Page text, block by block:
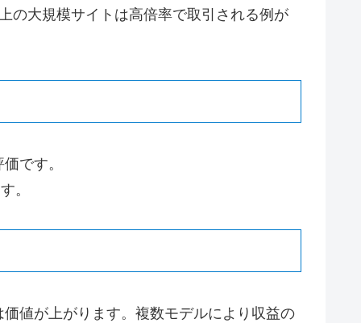
の大規模サイトは高倍率で取引される例が
です。
。
値が上がります。複数モデルにより収益の